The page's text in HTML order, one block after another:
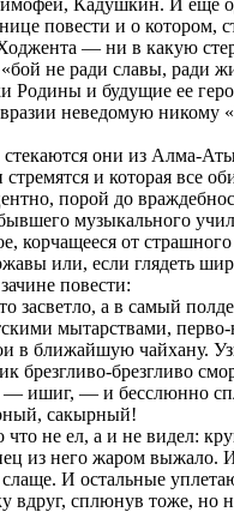
Кадушкин. И еще
повести и о котором,
— ни в какую
не ради славы, ради
Родины и будущие ее
неведомую
они из Алма-
и которая все
порой до
музыкального
корчащееся от
или, если глядеть
повести:
а в самый
мытарствами,
в ближайшую чайхану.
брезгливо-брезгливо
— ишиг, — и бесслюнно
сакырный!
что не ел, а и не видел:
из него жаром
И остальные
вдруг, сплюнув тоже, но